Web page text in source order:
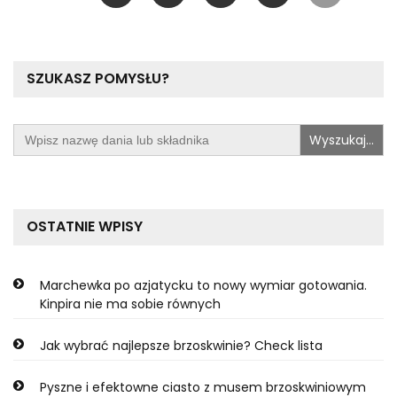
SZUKASZ POMYSŁU?
Search
for:
OSTATNIE WPISY
Marchewka po azjatycku to nowy wymiar gotowania.
Kinpira nie ma sobie równych
Jak wybrać najlepsze brzoskwinie? Check lista
Pyszne i efektowne ciasto z musem brzoskwiniowym